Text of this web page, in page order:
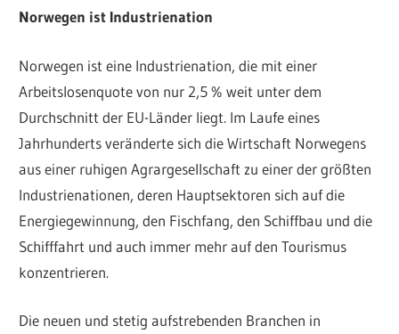
Norwegen ist Industrienation
Norwegen ist eine Industrienation, die mit einer
Arbeitslosenquote von nur 2,5 % weit unter dem
Durchschnitt der EU-Länder liegt. Im Laufe eines
Jahrhunderts veränderte sich die Wirtschaft Norwegens
aus einer ruhigen Agrargesellschaft zu einer der größten
Industrienationen, deren Hauptsektoren sich auf die
Energiegewinnung, den Fischfang, den Schiffbau und die
Schifffahrt und auch immer mehr auf den Tourismus
konzentrieren.
Die neuen und stetig aufstrebenden Branchen in